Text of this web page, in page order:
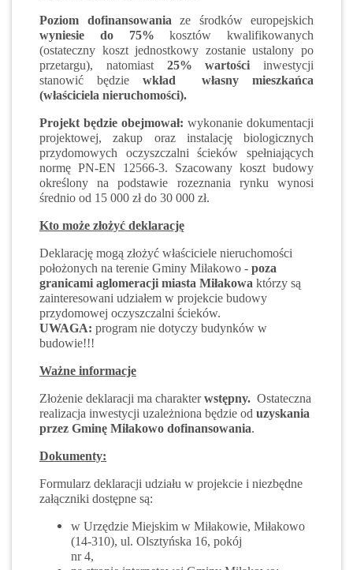
Poziom dofinansowania ze środków europejskich
wyniesie do 75% kosztów kwalifikowanych
(ostateczny koszt jednostkowy zostanie ustalony po
przetargu), natomiast 25% wartości inwestycji
stanowić będzie wkład własny mieszkańca
(właściciela nieruchomości).
Projekt będzie obejmował: wykonanie dokumentacji
projektowej, zakup oraz instalację biologicznych
przydomowych oczyszczalni ścieków spełniających
normę PN-EN 12566-3. Szacowany koszt budowy
określony na podstawie rozeznania rynku wynosi
średnio od 15 000 zł do 30 000 zł.
Kto może złożyć deklarację
Deklarację mogą złożyć właściciele nieruchomości
położonych na terenie Gminy Miłakowo - poza
granicami aglomeracji miasta Miłakowa którzy są
zainteresowani udziałem w projekcie budowy
przydomowej oczyszczalni ścieków.
UWAGA: program nie dotyczy budynków w
budowie!!!
Ważne informacje
Złożenie deklaracji ma charakterwstępny. Ostateczna
realizacja inwestycji uzależniona będzie od uzyskania
przez Gminę Miłakowo dofinansowania.
Dokumenty:
Formularz deklaracji udziału w projekcie i niezbędne
załączniki dostępne są:
w Urzędzie Miejskim w Miłakowie, Miłakowo
(14-310), ul. Olsztyńska 16, pokój
nr 4,